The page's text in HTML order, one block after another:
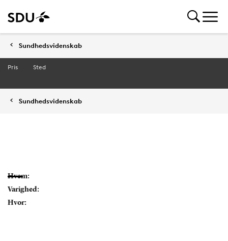
Sundhedsvidenskab
Pris Sted
Sundhedsvidenskab
Hvem:
Varighed:
Hvor: